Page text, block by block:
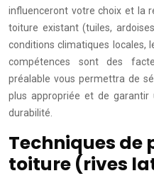
influenceront votre choix et la
toiture existant (tuiles,
conditions climatiques locales,
compétences sont des
préalable vous permettra de
plus appropriée et de
durabilité.
Techniques de
toiture (rives